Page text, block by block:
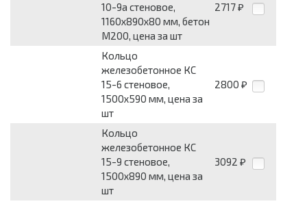
10-9а стеновое,
1160х890х80 мм, бетон
М200, цена за шт
2717 ₽
Кольцо
железобетонное КС
15-6 стеновое,
1500х590 мм, цена за
шт
2800 ₽
Кольцо
железобетонное КС
15-9 стеновое,
1500х890 мм, цена за
шт
3092 ₽